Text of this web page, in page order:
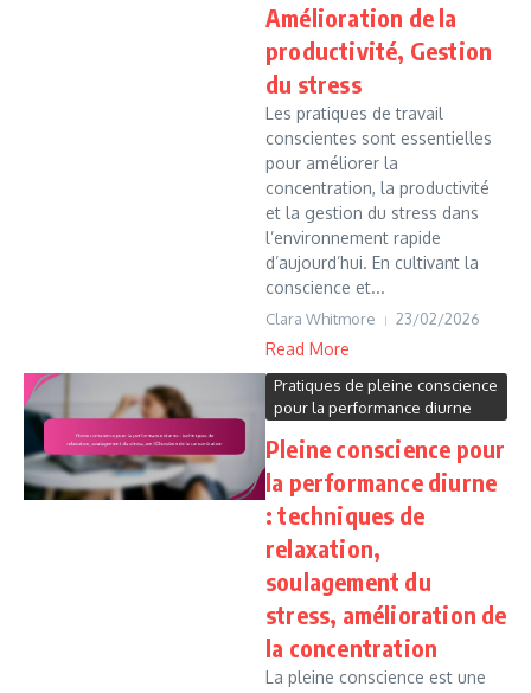
Amélioration de la
productivité, Gestion
du stress
Les pratiques de travail
conscientes sont essentielles
pour améliorer la
concentration, la productivité
et la gestion du stress dans
l’environnement rapide
d’aujourd’hui. En cultivant la
conscience et...
Clara Whitmore 23/02/2026
Read More
Pratiques de pleine conscience
pour la performance diurne
Pleine conscience pour
la performance diurne
: techniques de
relaxation,
soulagement du
stress, amélioration de
la concentration
La pleine conscience est une